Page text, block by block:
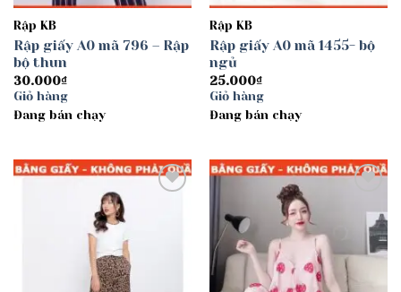
Rập KB
Rập giấy A0 mã 796 – Rập
bộ thun
30.000₫
Giỏ hàng
Đang bán chạy
Rập KB
Rập giấy A0 mã 1455- bộ
ngủ
25.000₫
Giỏ hàng
Đang bán chạy
wishlist